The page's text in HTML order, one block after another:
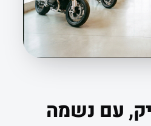
עם נשמה